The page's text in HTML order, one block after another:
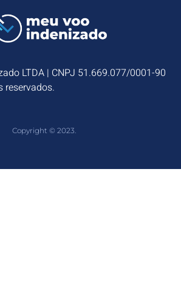
LTDA | CNPJ 51.669.077/0001-90
reservados.
Copyright © 2023.